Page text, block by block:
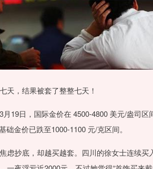
天，结果被套了整整七天！
19日，国际金价在 4500-4800 美元/盎司
础金价已跌至1000-1100 元/克区间。
虑抄底，却越买越套。四川的徐女士连续
3940.04